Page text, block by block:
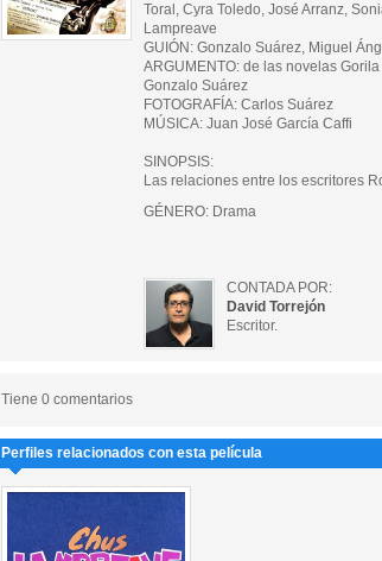
Toral, Cyra Toledo, José Arranz,
Lampreave
GUIÓN: Gonzalo Suárez, Miguel
ARGUMENTO: de las novelas
Gonzalo Suárez
FOTOGRAFÍA: Carlos Suárez
MÚSICA: Juan José García Caffi
SINOPSIS:
Las relaciones entre los escritores
GÉNERO: Drama
CONTADA POR:
David Torrejón
Escritor.
Tiene 0 comentarios
Perfiles relacionados con esta película